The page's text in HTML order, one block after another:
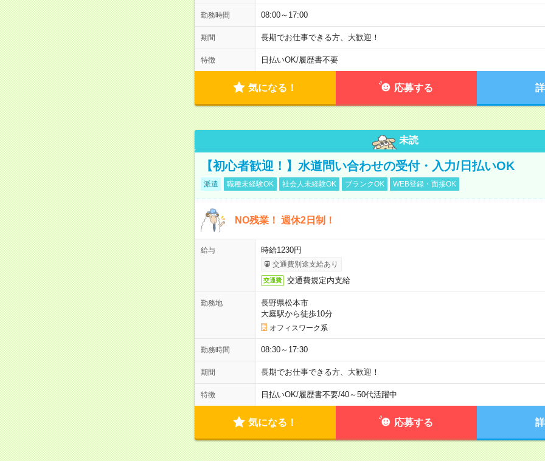
勤務時間 08:00～17:00
期間 長期でお仕事できる方、大歓迎！
特徴 日払いOK/履歴書不要
気になる！ 応募する
未読
【初心者歓迎！】水道問い合わせの受付・入力/日払いOK
派遣 職種未経験OK 社会人未経験OK ブランクOK WEB登録・面接OK
NO残業！ 週休2日制！
給与 時給1230円
交通費別途支給あり
交通費 交通費規定内支給
勤務地
長野県松本市
大庭駅から徒歩10分
オフィスワーク系
勤務時間 08:30～17:30
期間 長期でお仕事できる方、大歓迎！
特徴 日払いOK/履歴書不要/40～50代活躍中
気になる！ 応募する